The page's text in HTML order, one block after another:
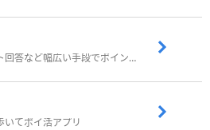
歩いたりアンケート回答など幅広い手段でポイントをゲット
いてポイ活アプリ